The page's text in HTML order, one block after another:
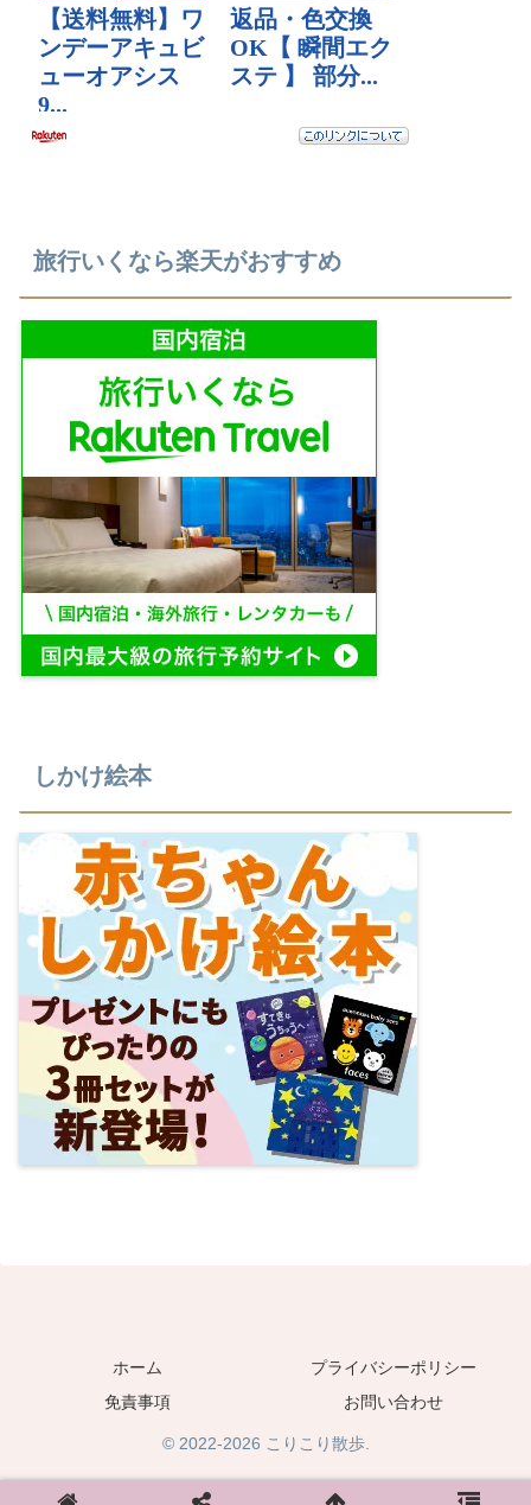
旅行いくなら楽天がおすすめ
しかけ絵本
ホーム
プライバシーポリシー
免責事項
お問い合わせ
© 2022-2026 こりこり散歩.